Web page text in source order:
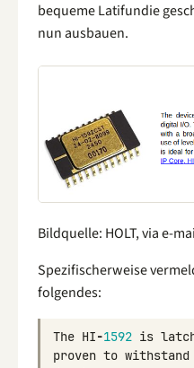
bequeme Latifundie
nun ausbauen.
Bildquelle: HOLT, via e-
Spezifischerweise
folgendes:
The HI-1592 is
proven to withstand